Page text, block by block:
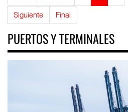
Siguiente
Final
PUERTOS Y TERMINALES